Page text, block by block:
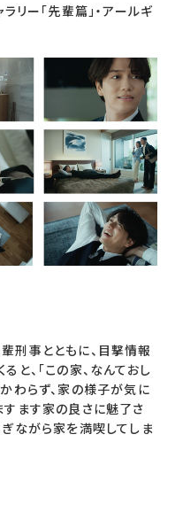
リー「先輩篇」・アールギ
刑事とともに、目撃情報
と、「この家、なんておし
わらず、家の様子が気に
すます家の良さに魅了さ
ながら家を満喫してしま